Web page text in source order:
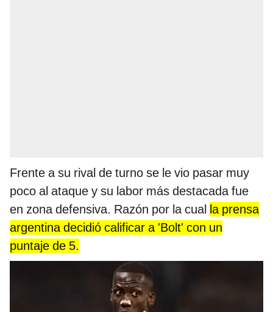
Frente a su rival de turno se le vio pasar muy
poco al ataque y su labor más destacada fue
en zona defensiva. Razón por la cual la prensa
argentina decidió calificar a 'Bolt' con un
puntaje de 5.